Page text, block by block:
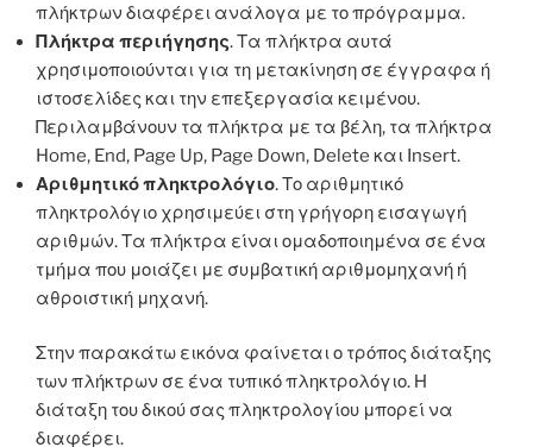
πλήκτρων διαφέρει ανάλογα με το πρόγραμμα.
Πλήκτρα περιήγησης. Τα πλήκτρα αυτά
χρησιμοποιούνται για τη μετακίνηση σε έγγραφα ή
ιστοσελίδες και την επεξεργασία κειμένου.
Περιλαμβάνουν τα πλήκτρα με τα βέλη, τα πλήκτρα
Home, End, Page Up, Page Down, Delete και Insert.
Αριθμητικό πληκτρολόγιο. Το αριθμητικό
πληκτρολόγιο χρησιμεύει στη γρήγορη εισαγωγή
αριθμών. Τα πλήκτρα είναι ομαδοποιημένα σε ένα
τμήμα που μοιάζει με συμβατική αριθμομηχανή ή
αθροιστική μηχανή.
Στην παρακάτω εικόνα φαίνεται ο τρόπος διάταξης
των πλήκτρων σε ένα τυπικό πληκτρολόγιο. Η
διάταξη του δικού σας πληκτρολογίου μπορεί να
διαφέρει.